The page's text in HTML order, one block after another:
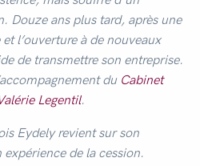
Douze ans plus tard, après une
l’ouverture à de nouveaux
de transmettre son entreprise.
du Cabinet
Legentil.
Eydely revient sur son
de la cession.